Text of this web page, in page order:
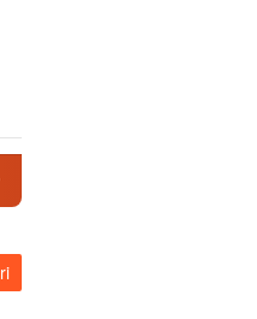
Penyebab